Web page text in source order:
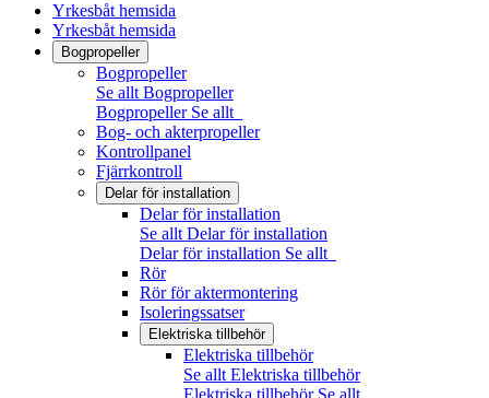
Yrkesbåt hemsida
Yrkesbåt hemsida
Bogpropeller
Bogpropeller
Se allt Bogpropeller
Bogpropeller Se allt
Bog- och akterpropeller
Kontrollpanel
Fjärrkontroll
Delar för installation
Delar för installation
Se allt Delar för installation
Delar för installation Se allt
Rör
Rör för aktermontering
Isoleringssatser
Elektriska tillbehör
Elektriska tillbehör
Se allt Elektriska tillbehör
Elektriska tillbehör Se allt